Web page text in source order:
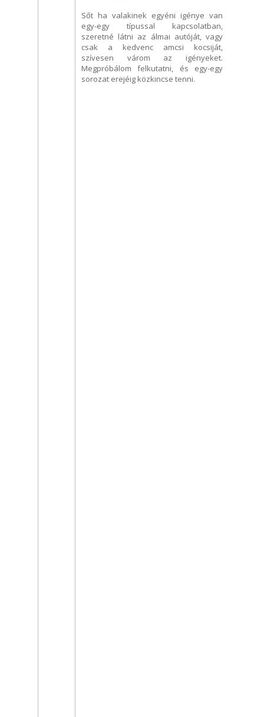
Sőt ha valakinek egyéni igénye van
egy-egy típussal kapcsolatban,
szeretné látni az álmai autóját, vagy
csak a kedvenc amcsi kocsiját,
szívesen várom az igényeket.
Megpróbálom felkutatni, és egy-egy
sorozat erejéig közkincse tenni.